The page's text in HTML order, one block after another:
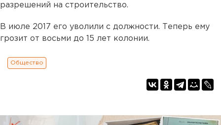
разрешений на строительство.
В июле 2017 его уволили с должности. Теперь ему
грозит от восьми до 15 лет колонии.
Общество